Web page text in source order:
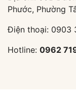
Phước, Phường
Điện thoại: 0903
Hotline: 0962